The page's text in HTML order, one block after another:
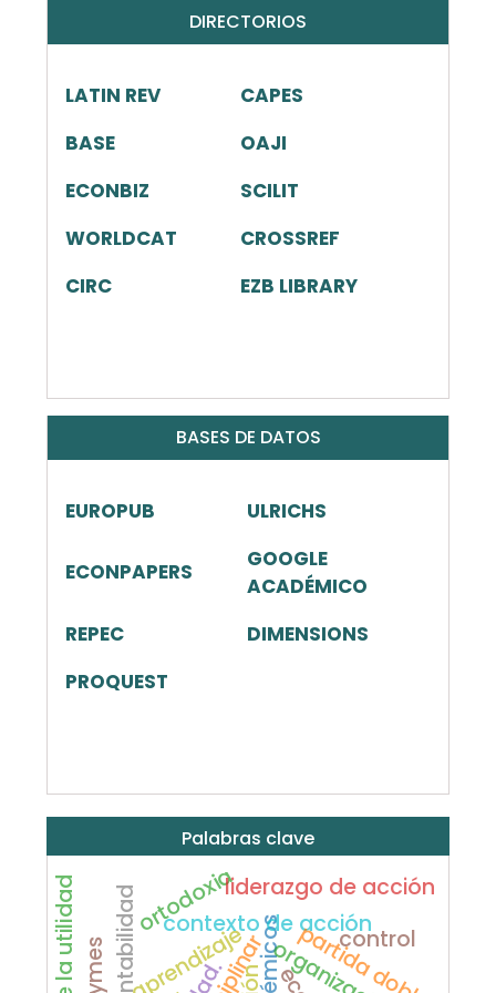
DIRECTORIOS
LATIN REV
CAPES
BASE
OAJI
ECONBIZ
SCILIT
WORLDCAT
CROSSREF
CIRC
EZB LIBRARY
BASES DE DATOS
EUROPUB ULRICHS
ECONPAPERS
GOOGLE
ACADÉMICO
REPEC
DIMENSIONS
PROQUEST
Palabras clave
aprendizaje
contexto de acción
contabilidad partida doble
ortodoxialiderazgo de acción
control